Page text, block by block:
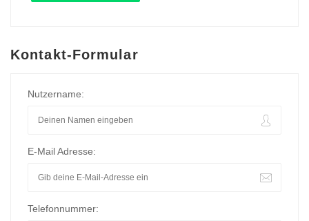
Kontakt-Formular
Nutzername:
E-Mail Adresse:
Telefonnummer: